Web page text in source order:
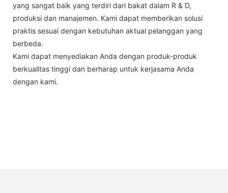
yang sangat baik yang terdiri dari bakat dalam R & D,
produksi dan manajemen. Kami dapat memberikan solusi
praktis sesuai dengan kebutuhan aktual pelanggan yang
berbeda.
Kami dapat menyediakan Anda dengan produk-produk
berkualitas tinggi dan berharap untuk kerjasama Anda
dengan kami.